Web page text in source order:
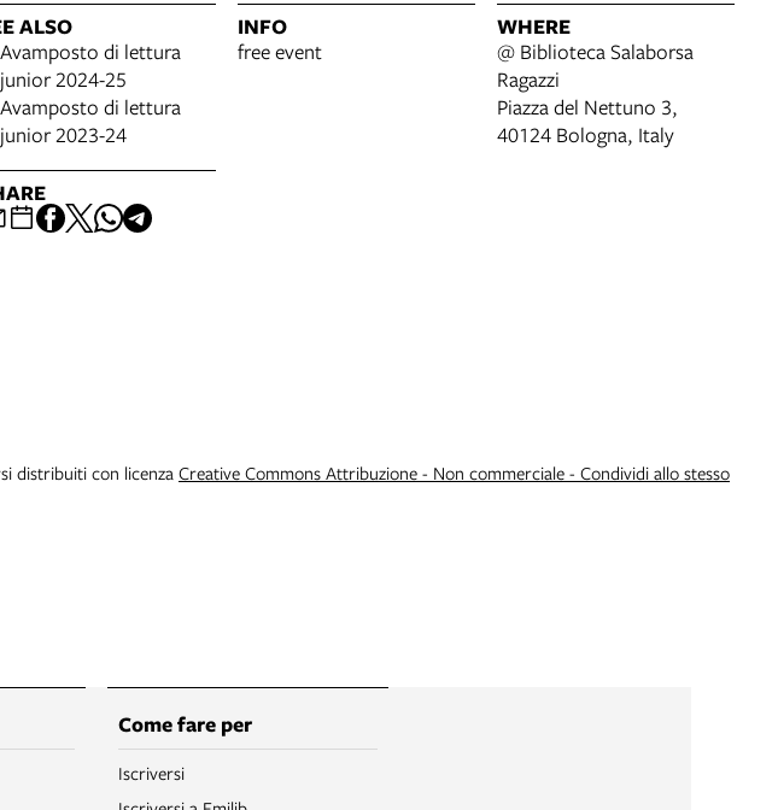
ALSO
Avamposto di lettura
junior 2024-25
Avamposto di lettura
junior 2023-24
INFO
free event
WHERE
@ Biblioteca Salaborsa
Ragazzi
Piazza del Nettuno 3,
40124 Bologna, Italy
distribuiti con licenza Creative Commons Attribuzione - Non commerciale - Condividi allo stesso
Come fare per
Iscriversi